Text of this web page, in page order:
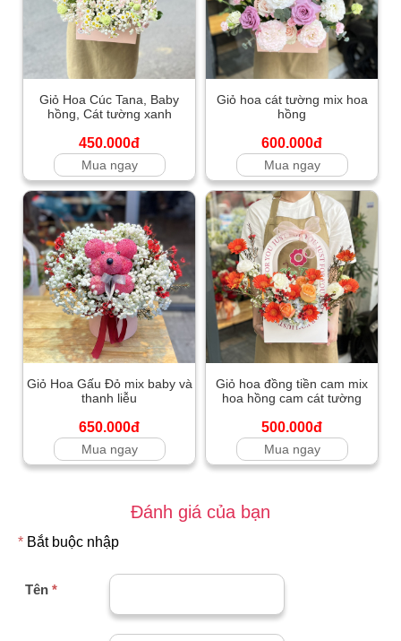
Giỏ Hoa Cúc Tana, Baby
hồng, Cát tường xanh
450.000đ
Mua ngay
Giỏ hoa cát tường mix hoa
hồng
600.000đ
Mua ngay
Giỏ Hoa Gấu Đỏ mix baby và
thanh liễu
650.000đ
Mua ngay
Giỏ hoa đồng tiền cam mix
hoa hồng cam cát tường
500.000đ
Mua ngay
Đánh giá của bạn
* Bắt buộc nhập
Tên *